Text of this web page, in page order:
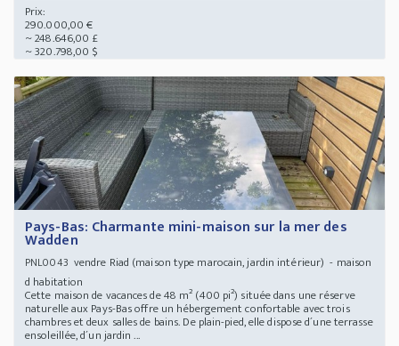
Prix:
290.000,00 €
~ 248.646,00 £
~ 320.798,00 $
Pays-Bas: Charmante mini-maison sur la mer des
Wadden
PNL0043 vendre Riad (maison type marocain, jardin intérieur) - maison
d habitation
Cette maison de vacances de 48 m² (400 pi²) située dans une réserve
naturelle aux Pays-Bas offre un hébergement confortable avec trois
chambres et deux salles de bains. De plain-pied, elle dispose d´une terrasse
ensoleillée, d´un jardin ...